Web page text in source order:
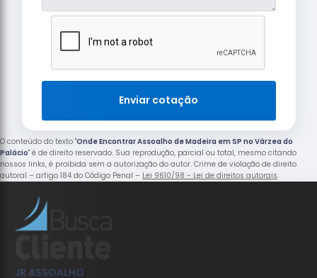
Enviar cotação
O conteúdo do texto "Onde Encontrar Assoalho de Madeira em SP no Várzea do
Palácio" é de direito reservado. Sua reprodução, parcial ou total, mesmo citando
nossos links, é proibida sem a autorização do autor. Crime de violação de direito
autoral – artigo 184 do Código Penal – Lei 9610/98 - Lei de direitos autorais.
JR ASSOALHO